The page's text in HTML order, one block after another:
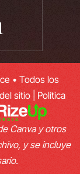
• Todos los
sitio| Política
Canva y otros
y se incluye